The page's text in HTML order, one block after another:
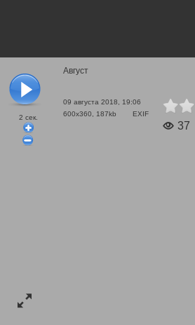
2 сек.
Август
09 августа 2018, 19:06
600x360, 187kb
EXIF
37